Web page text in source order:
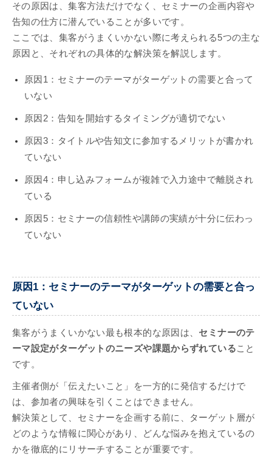
その原因は、集客方法だけでなく、セミナーの企画内容や
告知の仕方に潜んでいることが多いです。
ここでは、集客がうまくいかない際に考えられる5つの主な
原因と、それぞれの具体的な解決策を解説します。
原因1：セミナーのテーマがターゲットの需要と合って
いない
原因2：告知を開始するタイミングが適切でない
原因3：タイトルや告知文に参加するメリットが書かれ
ていない
原因4：申し込みフォームが複雑で入力途中で離脱され
ている
原因5：セミナーの信頼性や講師の実績が十分に伝わっ
ていない
原因1：セミナーのテーマがターゲットの需要と合っ
ていない
集客がうまくいかない最も根本的な原因は、 セミナーのテ
ーマ設定がターゲットのニーズや課題からずれていること
です。
主催者側が「伝えたいこと」を一方的に発信するだけで
は、参加者の興味を引くことはできません。
解決策として、セミナーを企画する前に、ターゲット層が
どのような情報に関心があり、どんな悩みを抱えているの
かを徹底的にリサーチすることが重要です。